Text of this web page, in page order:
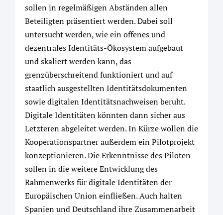
sollen in regelmäßigen Abständen allen
Beteiligten präsentiert werden. Dabei soll
untersucht werden, wie ein offenes und
dezentrales Identitäts-Ökosystem aufgebaut
und skaliert werden kann, das
grenzüberschreitend funktioniert und auf
staatlich ausgestellten Identitätsdokumenten
sowie digitalen Identitätsnachweisen beruht.
Digitale Identitäten könnten dann sicher aus
Letzteren abgeleitet werden. In Kürze wollen die
Kooperationspartner außerdem ein Pilotprojekt
konzeptionieren. Die Erkenntnisse des Piloten
sollen in die weitere Entwicklung des
Rahmenwerks für digitale Identitäten der
Europäischen Union einfließen. Auch halten
Spanien und Deutschland ihre Zusammenarbeit